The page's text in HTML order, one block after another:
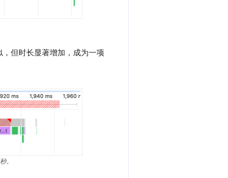
但时长显著增加，成为一项
。